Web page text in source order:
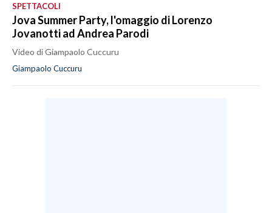
SPETTACOLI
Jova Summer Party, l'omaggio di Lorenzo
Jovanotti ad Andrea Parodi
Video di Giampaolo Cuccuru
Giampaolo Cuccuru